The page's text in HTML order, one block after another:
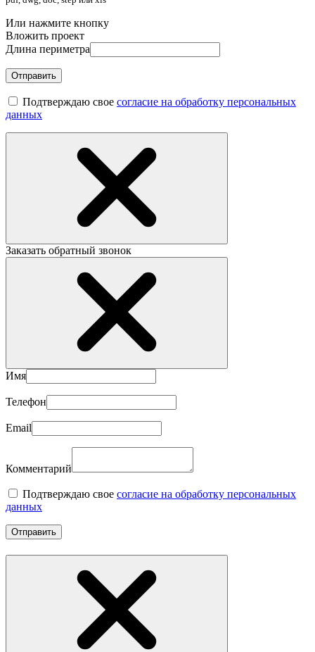
Или нажмите кнопку
Вложить проект
Длина периметра
Отправить
Подтверждаю свое согласие на обработку персональных
данных
Заказать обратный звонок
Имя
Телефон
Email
Комментарий
Подтверждаю свое согласие на обработку персональных
данных
Отправить